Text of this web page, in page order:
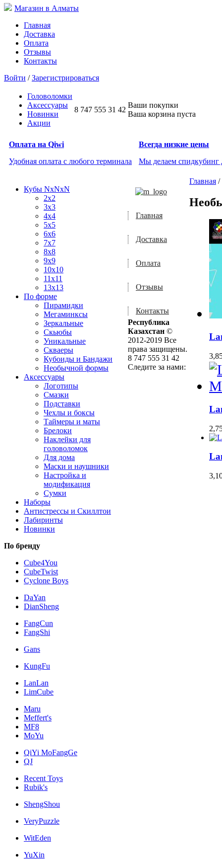
Магазин в Алматы
Главная
Доставка
Оплата
Отзывы
Контакты
Войти /Зарегистрироваться
Головоломки
Аксессуары
Новинки
Акции
8 747 555 31 42
Ваши покупки
Ваша корзина пуста
Оплата на Qiwi
Удобная оплата с любого терминала
Всегда низкие цены
Мы делаем спидкубинг
Кубы NxNxN
2x2
3x3
4x4
5x5
6x6
7x7
8x8
9x9
10x10
11x11
13x13
По форме
Пирамидки
Мегаминксы
Зеркальные
Скьюбы
Уникальные
Скваеры
Кубоиды и Бандажи
Необычной формы
Аксессуары
Логотипы
Смазки
Подставки
Чехлы и боксы
Таймеры и маты
Брелоки
Наклейки для
головоломок
Для дома
Маски и наушники
Настройка и
модификация
Сумки
Наборы
Антистрессы и Скиллтои
Лабиринты
Новинки
По бренду
Cube4You
CubeTwist
Cyclone Boys
DaYan
DianSheng
FangCun
FangShi
Gans
KungFu
LanLan
LimCube
Maru
Meffert's
MF8
MoYu
QiYi MoFangGe
QJ
Recent Toys
Rubik's
ShengShou
VeryPuzzle
WitEden
YuXin
Главная /
Главная
Доставка
Оплата
Отзывы
Контакты
Республика
Казахстан ©
2012-2019 Все
права защищены.
8 747 555 31 42
Следите за нами: